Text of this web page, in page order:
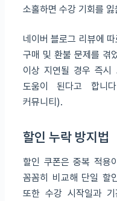
소홀하면 수강 기회를
네이버 블로그 리뷰에
구매 및 환불 문제를 겪
이상 지연될 경우 즉시
도움이 된다고 합니
커뮤니티).
할인 누락 방지법
할인 쿠폰은 중복 적용
꼼꼼히 비교해 단일 할
또한 수강 시작일과